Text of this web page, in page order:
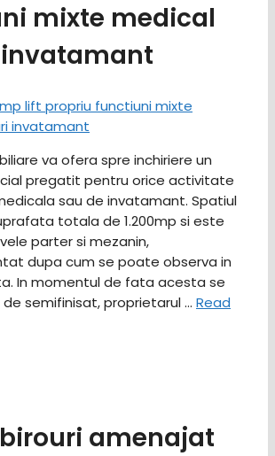
mixte medical
va ofera spre inchiriere un
pregatit pentru orice activitate
sau de invatamant. Spatiul
totala de 1.200mp si este
parter si mezanin,
dupa cum se poate observa in
In momentul de fata acesta se
semifinisat, proprietarul … Read
amenajat